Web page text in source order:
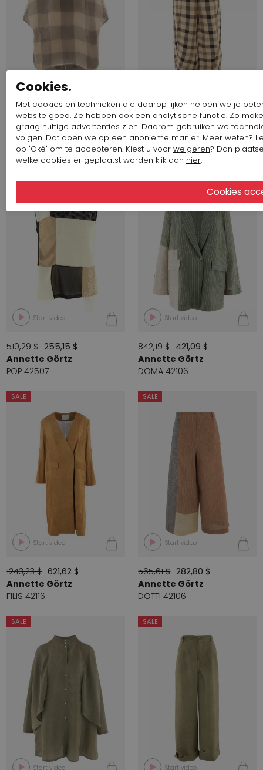
648,58 $
324,29 $
Annette Görtz
TABEA 42151
828,36 $ 414,18 $
Annette Görtz
LAOS 42114
Start video
510,29 $ 255,15 $
Annette Görtz
POP 42507
Start video
842,19 $ 421,09 $
Annette Görtz
DOMA 42106
SALE
Start video
1243,23 $ 621,62 $
Annette Görtz
FILIS 42116
SALE
Start video
565,61 $ 282,80 $
Annette Görtz
DOTTI 42106
SALE
Start video
SALE
Start video
Cookies.
Met cookies en technieken die daarop lijken helpen we je
website goed. Ze hebben ook een analytische functie. Zo
graag nuttige advertenties zien. Daarom gebruiken we
volgen. Dat doen we op een anonieme manier. Meer weten?
op 'Oké' om te accepteren. Kiest u voor weigeren? Dan
welke cookies er geplaatst worden klik dan hier.